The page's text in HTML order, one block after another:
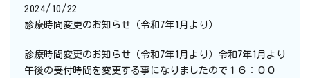
2024/10/22
診療時間変更のお知らせ（令和7年1月より）
診療時間変更のお知らせ（令和7年1月より）令和7年1月より
午後の受付時間を変更する事になりましたので１６：００